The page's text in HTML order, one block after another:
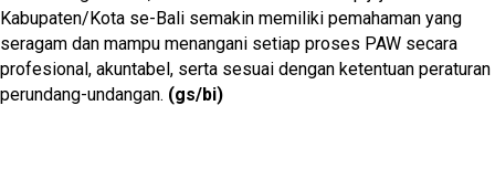
Kabupaten/Kota se-Bali semakin memiliki pemahaman yang
seragam dan mampu menangani setiap proses PAW secara
profesional, akuntabel, serta sesuai dengan ketentuan peraturan
perundang-undangan. (gs/bi)